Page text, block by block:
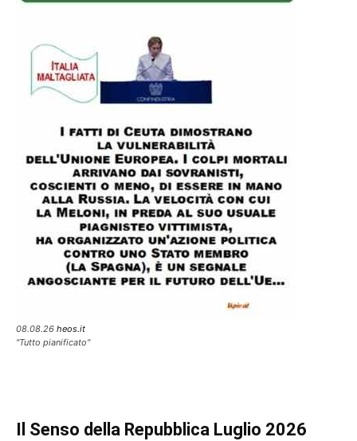
08.08.26 heos.it
"Tutto pianificato"
Il Senso della Repubblica Luglio 2026